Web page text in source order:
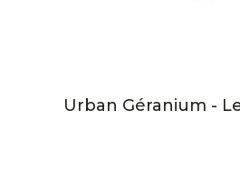
Urban Géranium -